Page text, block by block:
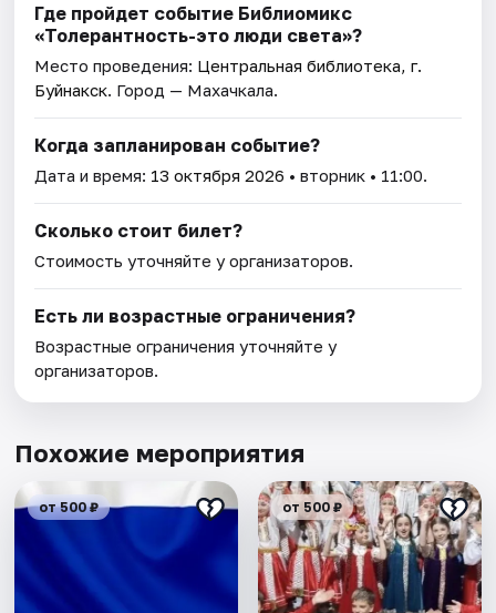
Где пройдет событие Библиомикс
«Толерантность-это люди света»?
Место проведения: Центральная библиотека, г.
Буйнакск. Город — Махачкала.
Когда запланирован событие?
Дата и время: 13 октября 2026 • вторник • 11:00.
Сколько стоит билет?
Стоимость уточняйте у организаторов.
Есть ли возрастные ограничения?
Возрастные ограничения уточняйте у
организаторов.
Похожие мероприятия
от 500 ₽ от 500 ₽